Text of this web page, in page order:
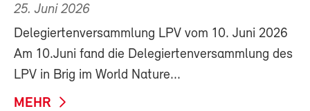
25. Juni 2026
Delegiertenversammlung LPV vom 10. Juni 2026
Am 10.Juni fand die Delegiertenversammlung des
LPV in Brig im World Nature...
MEHR